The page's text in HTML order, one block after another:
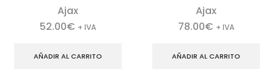
Ajax
52.00€ + IVA
AÑADIR AL CARRITO
Ajax
78.00€ + IVA
AÑADIR AL CARRITO